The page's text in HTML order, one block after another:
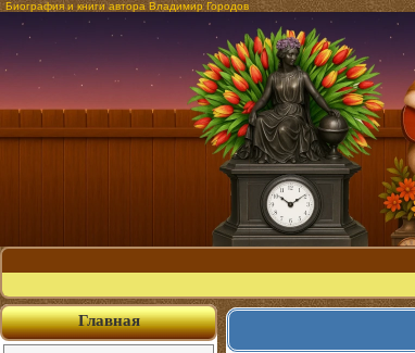
Биография и книги автора Владимир Городов
Главная